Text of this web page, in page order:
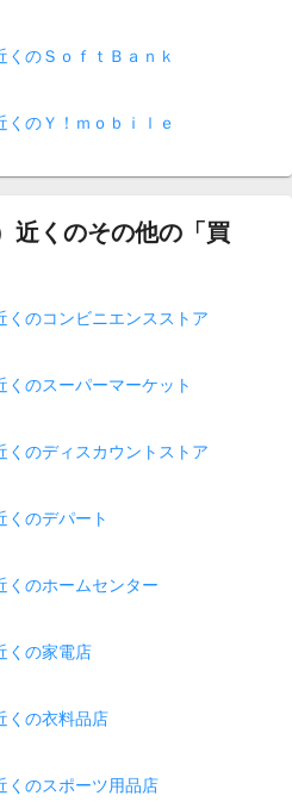
のＳｏｆｔＢａｎｋ
のＹ！ｍｏｂｉｌｅ
近くのその他の「買
くのコンビニエンスストア
のスーパーマーケット
くのディスカウントストア
くのデパート
くのホームセンター
くの家電店
くの衣料品店
くのスポーツ用品店